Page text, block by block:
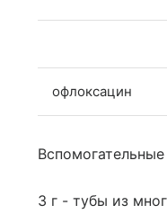
офлоксацин
3 г - тубы из